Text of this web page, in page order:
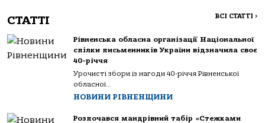
СТАТТІ ВСІ СТАТТІ >
Рівненська обласна організації Національної
спілки письменників України відзначила своє
40-річчя
Урочисті збори із нагоди 40-річчя Рівненської
обласної...
НОВИНИ РІВНЕНЩИНИ
Розпочався мандрівний табір «Стежками